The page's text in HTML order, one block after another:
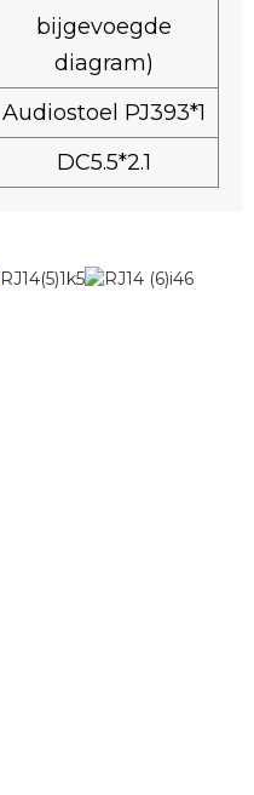
bijgevoegde
diagram)
Audiostoel PJ393*1
DC5.5*2.1